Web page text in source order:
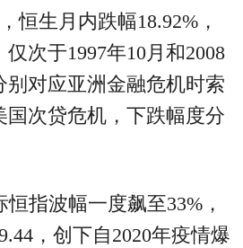
恒生月内跌幅18.92%，
次于1997年10月和2008
别对应亚洲金融危机时索
国次贷危机，下跌幅度分
指波幅一度飙至33%，
，创下自2020年疫情爆